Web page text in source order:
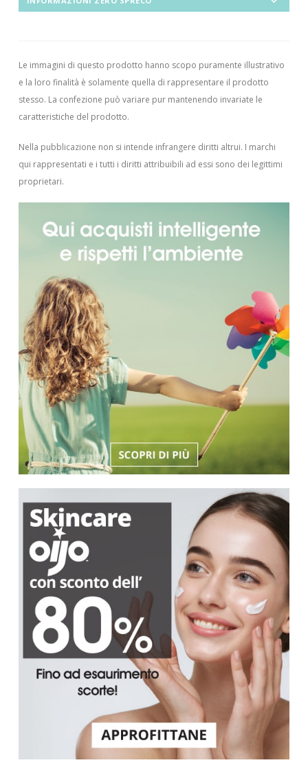
Le immagini di questo prodotto hanno scopo puramente illustrativo
e la loro finalità è solamente quella di rappresentare il prodotto
stesso. La confezione può variare pur mantenendo invariate le
caratteristiche del prodotto.
Nella pubblicazione non si intende infrangere diritti altrui. I marchi
qui rappresentati e i tutti i diritti attribuibili ad essi sono dei legittimi
proprietari.